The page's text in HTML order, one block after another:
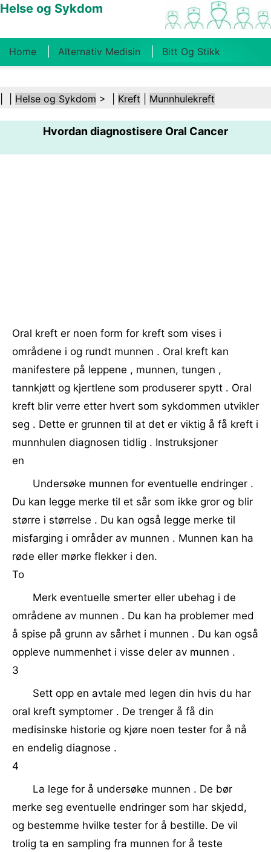
Helse og Sykdom
Home Alternativ Medisin Bitt Og Stikk
Kosthold Og Ernæring Familiehelse
Helsebransjen Psykisk Helse Folkehelse Og
Sikkerhet Kirurgi Og Prosedyrer Helse
Helse og Sykdom > | Kreft Munnhulekreft
Hvordan diagnostisere Oral Cancer
Oral kreft er noen form for kreft som vises i
områdene i og rundt munnen . Oral kreft kan
manifestere på leppene , munnen, tungen ,
tannkjøtt og kjertlene som produserer spytt . Oral
kreft blir verre etter hvert som sykdommen utvikler
seg . Dette er grunnen til at det er viktig å få kreft i
munnhulen diagnosen tidlig . Instruksjoner
en
Undersøke munnen for eventuelle endringer .
Du kan legge merke til et sår som ikke gror og blir
større i størrelse . Du kan også legge merke til
misfarging i områder av munnen . Munnen kan ha
røde eller mørke flekker i den.
To
Merk eventuelle smerter eller ubehag i de
områdene av munnen . Du kan ha problemer med
å spise på grunn av sårhet i munnen . Du kan også
oppleve nummenhet i visse deler av munnen .
3
Sett opp en avtale med legen din hvis du har
oral kreft symptomer . De trenger å få din
medisinske historie og kjøre noen tester for å nå
en endelig diagnose .
4
La lege for å undersøke munnen . De bør
merke seg eventuelle endringer som har skjedd,
og bestemme hvilke tester for å bestille. De vil
trolig ta en sampling fra munnen for å teste